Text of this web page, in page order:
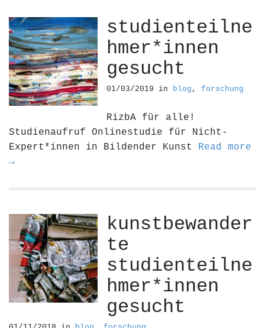
studienteilne
hmer*innen
gesucht
01/03/2019 in blog , forschung
RizbA für alle!
Studienaufruf Onlinestudie für Nicht-
Expert*innen in Bildender Kunst Read more
→
kunstbewander
te
studienteilne
hmer*innen
gesucht